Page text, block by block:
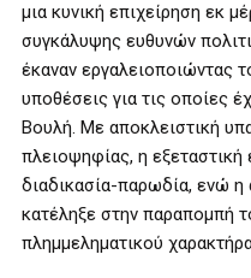
μια κυνική επιχείρηση εκ
συγκάλυψης ευθυνών
έκαναν εργαλειοποιώντας
υποθέσεις για τις οποίες
Βουλή. Με αποκλειστική
πλειοψηφίας, η
διαδικασία-παρωδία, ενώ η
κατέληξε στην παραπομπή
πλημμεληματικού